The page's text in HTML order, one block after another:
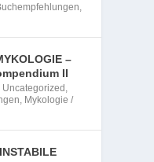
,
–
II
Uncategorized ,
, Mykologie /